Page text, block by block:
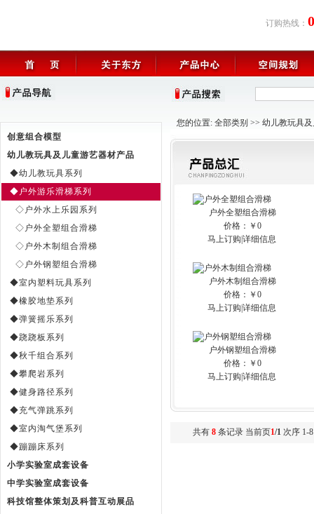
订购热线：
创意组合模型
幼儿教玩具及儿童游艺器材产品
◆幼儿教玩具系列
◆户外游乐滑梯系列
◇户外水上乐园系列
◇户外全塑组合滑梯
◇户外木制组合滑梯
◇户外钢塑组合滑梯
◆室内塑料玩具系列
◆橡胶地垫系列
◆弹簧摇乐系列
◆跷跷板系列
◆秋千组合系列
◆攀爬岩系列
◆健身路径系列
◆充气弹跳系列
◆室内淘气堡系列
◆蹦蹦床系列
小学实验室成套设备
中学实验室成套设备
科技馆整体策划及科普互动展品
您的位置: 全部类别 >> 幼儿教玩具
户外全塑组合滑梯
价格：￥0
马上订购 详细信息
户外木制组合滑梯
价格：￥0
马上订购 详细信息
户外钢塑组合滑梯
价格：￥0
马上订购 详细信息
共有8 条记录 当前页1/1 次序 1-8